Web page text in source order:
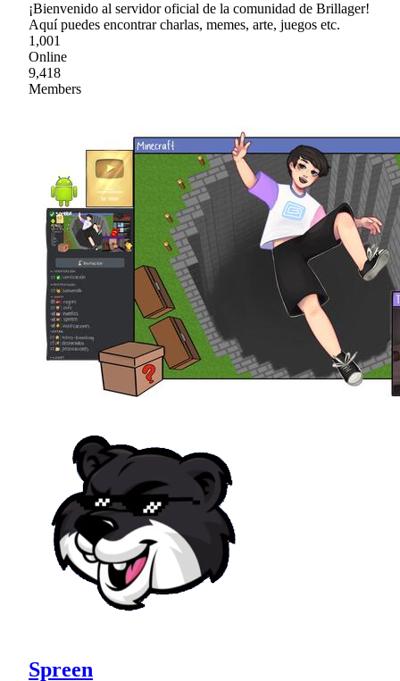
¡Bienvenido al servidor oficial de la comunidad de Brillager!
Aquí puedes encontrar charlas, memes, arte, juegos etc.
1,001
Online
9,418
Members
Spreen